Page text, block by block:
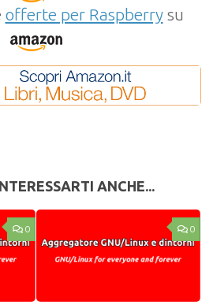
offerte per Raspberrysu
ANCHE...
0 0